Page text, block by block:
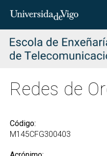
Introduce
para
buscar
Redes de
Código:
M145CFG300403